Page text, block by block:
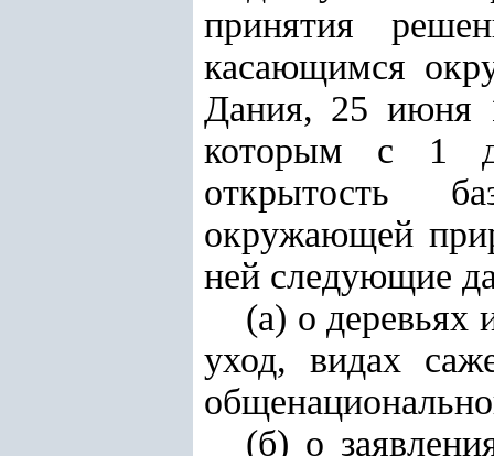
принятия
касающимся
Дания, 25 июня
которым с 1
открытость
окружающей
ней следующие
(а) о деревьях
уход, видах
(б) о